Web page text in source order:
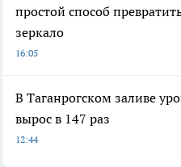
простой способ
зеркало
16:05
В Таганрогском заливе
вырос в 147 раз
12:44